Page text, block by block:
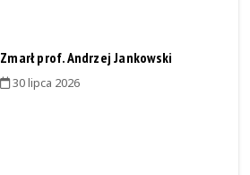
Zmarł prof. Andrzej Jankowski
30 lipca 2026